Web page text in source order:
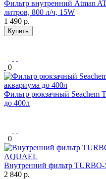
Фильтр внутренний Atman
литров, 800 л/ч, 15W
1 490 р.
Купить
0
Фильтр рюкзачный Seachem
до 400л
0
Внутренний фильтр
2 840 р.